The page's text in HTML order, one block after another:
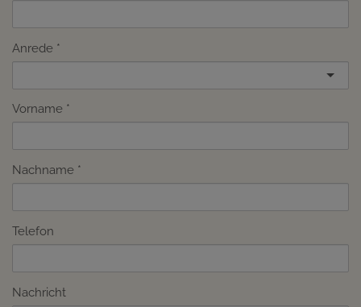
Anrede
Vorname
Nachname
Telefon
Nachricht